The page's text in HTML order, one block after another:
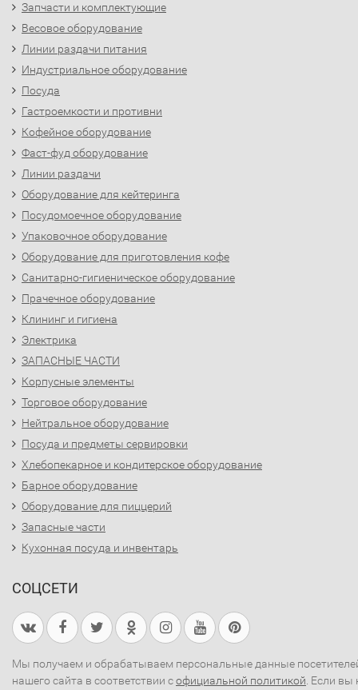
Запчасти и комплектующие
Весовое оборудование
Линии раздачи питания
Индустриальное оборудование
Посуда
Гастроемкости и противни
Кофейное оборудование
Фаст-фуд оборудование
Линии раздачи
Оборудование для кейтеринга
Посудомоечное оборудование
Упаковочное оборудование
Оборудование для приготовления кофе
Санитарно-гигиеническое оборудование
Прачечное оборудование
Клининг и гигиена
Электрика
ЗАПАСНЫЕ ЧАСТИ
Корпусные элементы
Торговое оборудование
Нейтральное оборудование
Посуда и предметы сервировки
Хлебопекарное и кондитерское оборудование
Барное оборудование
Оборудование для пиццерий
Запасные части
Кухонная посуда и инвентарь
СОЦСЕТИ
Мы получаем и обрабатываем персональные данные
нашего сайта в соответствии софициальной политикой . Если вы